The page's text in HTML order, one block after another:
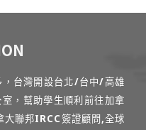
台灣開設台北/台中/高雄
，幫助學生順利前往加拿
大聯邦IRCC簽證顧問,全球